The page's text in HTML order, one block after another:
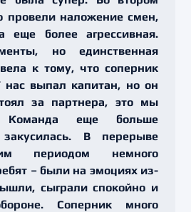
провели наложение смен,
еще более агрессивная.
но единственная
к тому, что соперник
нас выпал капитан, но он
за партнера, это мы
Команда еще больше
В перерыве
периодом немного
– были на эмоциях из-
сыграли спокойно и
Соперник много